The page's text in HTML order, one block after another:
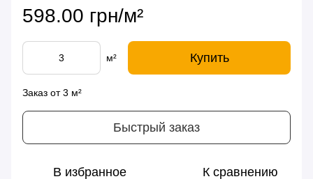
598.00 грн/м²
м² Купить
Заказ от 3 м²
Быстрый заказ
В избранное К сравнению